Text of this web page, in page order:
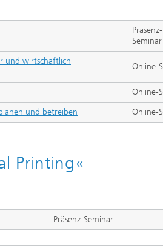
Präsenz-
Seminar
und wirtschaftlich
Online-
Online-
und betreiben
Online-
Printing«
Präsenz-Seminar